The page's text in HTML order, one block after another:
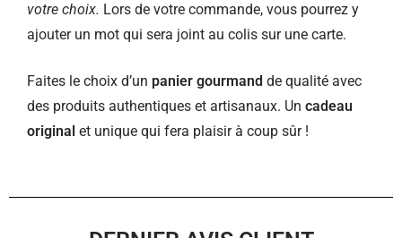
votre choix. Lors de votre commande, vous pourrez y
ajouter un mot qui sera joint au colis sur une carte.
Faites le choix d’un panier gourmand de qualité avec
des produits authentiques et artisanaux. Un cadeau
original et unique qui fera plaisir à coup sûr !